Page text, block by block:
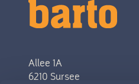
Allee 1A
6210 Sursee